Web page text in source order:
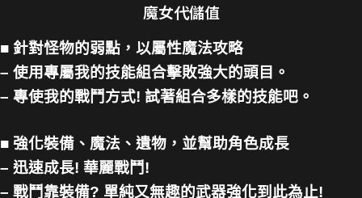
魔女代儲值
■ 針對怪物的弱點，以屬性魔法攻略
– 使用專屬我的技能組合擊敗強大的頭目。
– 專使我的戰鬥方式! 試著組合多樣的技能吧。
■ 強化裝備、魔法、遺物，並幫助角色成長
– 迅速成長! 華麗戰鬥!
– 戰鬥靠裝備? 單純又無趣的武器強化到此為止!